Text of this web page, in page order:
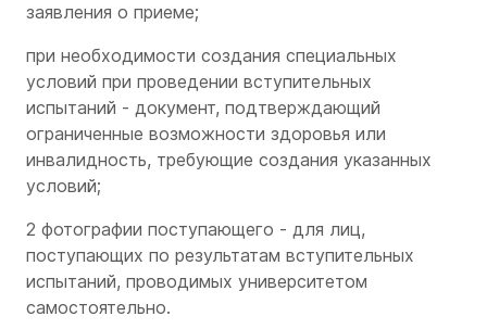
заявления о приеме;
при необходимости создания специальных
условий при проведении вступительных
испытаний - документ, подтверждающий
ограниченные возможности здоровья или
инвалидность, требующие создания указанных
условий;
2 фотографии поступающего - для лиц,
поступающих по результатам вступительных
испытаний, проводимых университетом
самостоятельно.